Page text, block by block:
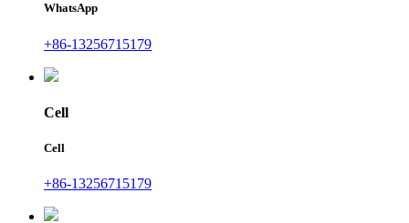
WhatsApp
+86-13256715179
Cell
Cell
+86-13256715179